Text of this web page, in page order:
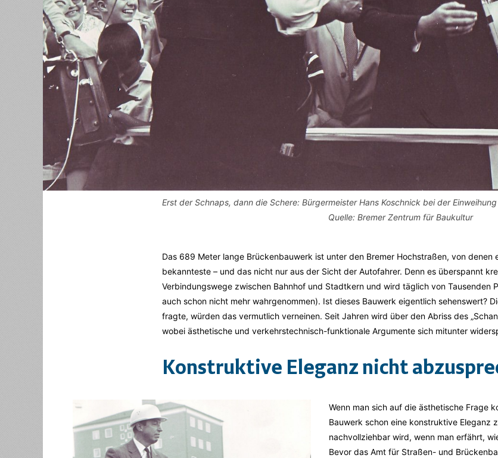
Erst der Schnaps, dann die Schere: Bürgermeister Hans Koschnick bei der
Quelle: Bremer Zentrum für Baukultur
Das 689 Meter lange Brückenbauwerk ist unter den Bremer Hochstraßen, von denen
bekannteste – und das nicht nur aus der Sicht der Autofahrer. Denn es überspannt
Verbindungswege zwischen Bahnhof und Stadtkern und wird täglich von Tausenden
auch schon nicht mehr wahrgenommen). Ist dieses Bauwerk eigentlich sehenswert?
fragte, würden das vermutlich verneinen. Seit Jahren wird über den Abriss des
wobei ästhetische und verkehrstechnisch-funktionale Argumente sich mitunter
Konstruktive Eleganz nicht
Wenn man sich auf die ästhetische Frage
Bauwerk schon eine konstruktive Eleganz
nachvollziehbar wird, wenn man erfährt,
Bevor das Amt für Straßen- und